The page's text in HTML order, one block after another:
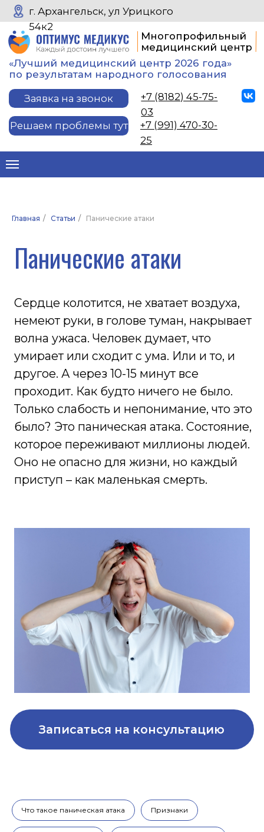
Заявка на звонок
медицинский центр
«Лучший медицинский центр 2026 года»
по результатам народного голосования
Решаем проблемы тут
г. Архангельск, ул Урицкого
54к2
+7 (991) 470-30-
25
+7 (8182) 45-75-
03
Главная / Статьи / Панические атаки
Сердце колотится, не хватает воздуха,
умирает или сходит с ума. Или и то, и
другое. А через 10-15 минут все
было? Это паническая атака. Состояние,
которое переживают миллионы людей.
Оно не опасно для жизни, но каждый
приступ – как маленькая смерть.
Панические атаки
Что такое паническая атака Признаки